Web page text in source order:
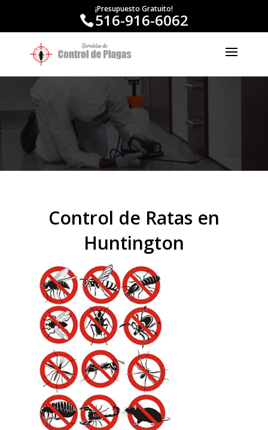
¡Presupuesto Gratuito!
516-916-6062
Control de Ratas en
Huntington